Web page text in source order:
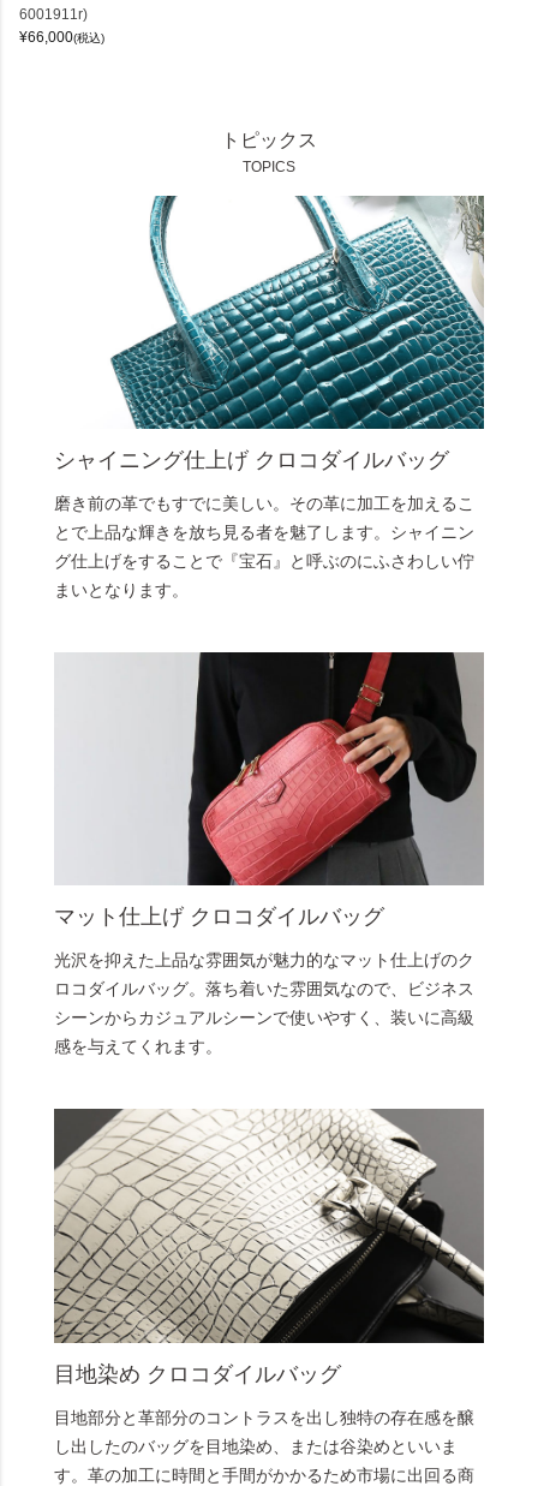
6001911r)
¥66,000(税込)
トピックス
TOPICS
シャイニング仕上げ クロコダイルバッグ
磨き前の革でもすでに美しい。その革に加工を加えるこ
とで上品な輝きを放ち見る者を魅了します。シャイニン
グ仕上げをすることで『宝石』と呼ぶのにふさわしい佇
まいとなります。
マット仕上げ クロコダイルバッグ
光沢を抑えた上品な雰囲気が魅力的なマット仕上げのク
ロコダイルバッグ。落ち着いた雰囲気なので、ビジネス
シーンからカジュアルシーンで使いやすく、装いに高級
感を与えてくれます。
目地染め クロコダイルバッグ
目地部分と革部分のコントラスを出し独特の存在感を醸
し出したのバッグを目地染め、または谷染めといいま
す。革の加工に時間と手間がかかるため市場に出回る商